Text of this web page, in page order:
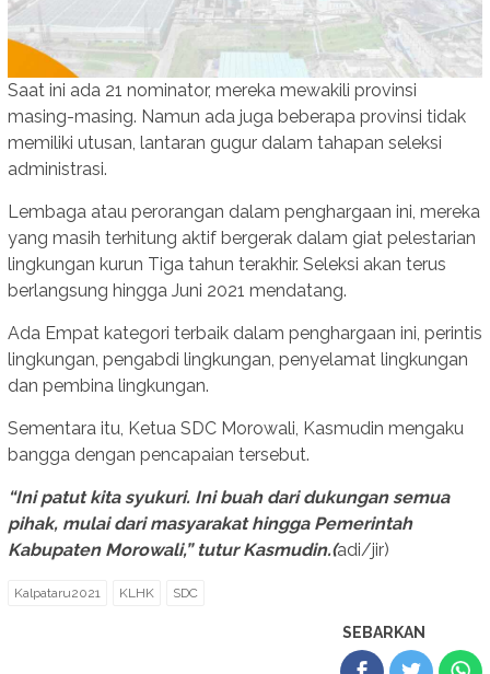
Saat ini ada 21 nominator, mereka mewakili provinsi
masing-masing. Namun ada juga beberapa provinsi tidak
memiliki utusan, lantaran gugur dalam tahapan seleksi
administrasi.
Lembaga atau perorangan dalam penghargaan ini, mereka
yang masih terhitung aktif bergerak dalam giat pelestarian
lingkungan kurun Tiga tahun terakhir. Seleksi akan terus
berlangsung hingga Juni 2021 mendatang.
Ada Empat kategori terbaik dalam penghargaan ini, perintis
lingkungan, pengabdi lingkungan, penyelamat lingkungan
dan pembina lingkungan.
Sementara itu, Ketua SDC Morowali, Kasmudin mengaku
bangga dengan pencapaian tersebut.
“Ini patut kita syukuri. Ini buah dari dukungan semua
pihak, mulai dari masyarakat hingga Pemerintah
Kabupaten Morowali,” tutur Kasmudin.(adi/jir)
Kalpataru2021 KLHK SDC
SEBARKAN